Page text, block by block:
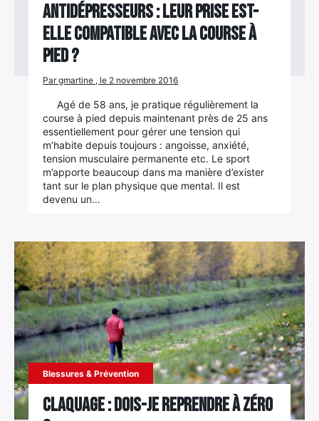
Antidépresseurs : Leur prise est-
elle compatible avec la course à
pied ?
Par gmartine , le 2 novembre 2016
Agé de 58 ans, je pratique régulièrement la
course à pied depuis maintenant près de 25 ans
essentiellement pour gérer une tension qui
m’habite depuis toujours : angoisse, anxiété,
tension musculaire permanente etc. Le sport
m’apporte beaucoup dans ma manière d’exister
tant sur le plan physique que mental. Il est
devenu un…
Blessures & Prévention
Claquage : Dois-je reprendre à zéro